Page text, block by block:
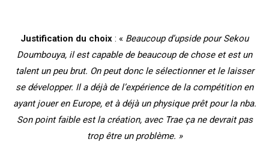
Justification du choix : « Beaucoup d’upside pour Sekou
Doumbouya, il est capable de beaucoup de chose et est un
talent un peu brut. On peut donc le sélectionner et le laisser
se développer. Il a déjà de l’expérience de la compétition en
ayant jouer en Europe, et à déjà un physique prêt pour la nba.
Son point faible est la création, avec Trae ça ne devrait pas
trop être un problème. »